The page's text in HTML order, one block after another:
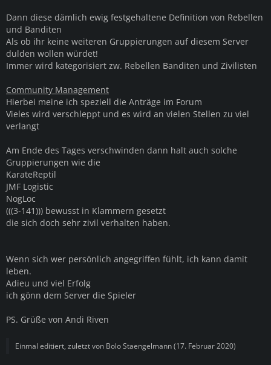
Dann diese dämlich ewig festgehaltene Definition von Rebellen
und Banditen
Als ob ihr keine weiteren Gruppierungen auf diesem Server
dulden wollen würdet!
Immer wird kategorisiert zw. Rebellen Banditen und Zivilisten
Community Management
Hierbei meine ich speziell die Anträge im Forum
Vieles wird verschleppt und es wird an vielen Stellen zu viel
verlangt
Am Ende des Tages verschwinden dann halt auch solche
Gruppierungen wie die
KarateReptil
JMF Logistic
NogLoc
(((3-141))) bewusst in Klammern gesetzt
die sich doch sehr zivil verhalten haben.
Wenn sich wer persönlich angegriffen fühlt, ich kann damit
leben.
Adieu und viel Erfolg
ich gönn dem Server die Spieler
PS. Grüße von Andi Riven
Einmal editiert, zuletzt von Bolo Staengelmann(17. Februar 2020)